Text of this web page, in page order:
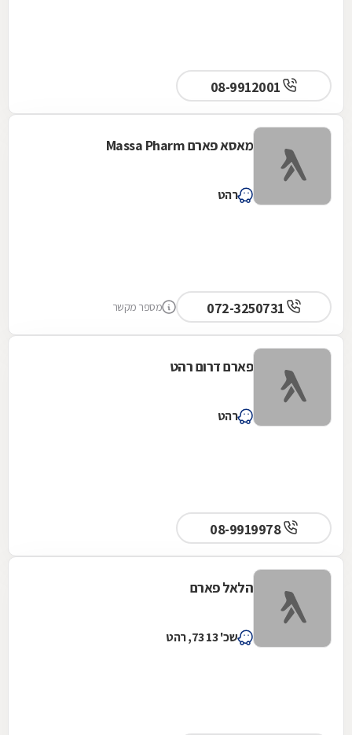
08-9912001
מאסא פארם Massa Pharm
רהט
מספר מקשר
פארם דרום רהט
רהט
08-9919978
הלאל פארם
שכ' 13 73, רהט